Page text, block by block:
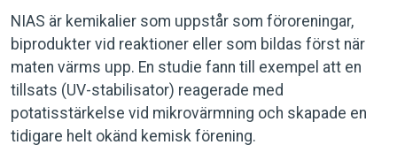
NIAS är kemikalier som uppstår som föroreningar,
biprodukter vid reaktioner eller som bildas först när
maten värms upp. En studie fann till exempel att en
tillsats (UV-stabilisator) reagerade med
potatisstärkelse vid mikrovärmning och skapade en
tidigare helt okänd kemisk förening.